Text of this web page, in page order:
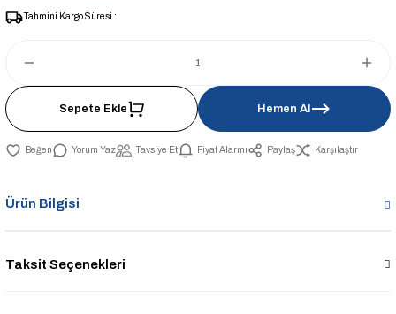
Tahmini Kargo Süresi :
Sepete Ekle Hemen Al
Yorum Yaz Tavsiye Et Fiyat Alarmı Paylaş Karşılaştır
Ürün Bilgisi
Taksit Seçenekleri